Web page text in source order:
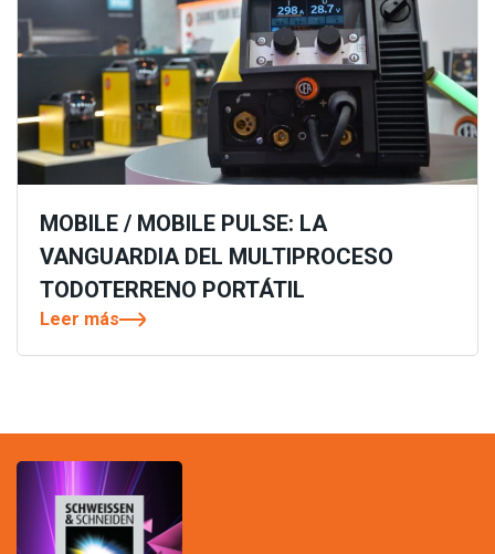
MOBILE / MOBILE PULSE: LA
VANGUARDIA DEL MULTIPROCESO
TODOTERRENO PORTÁTIL
Leer más